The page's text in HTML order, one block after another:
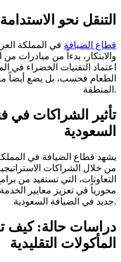
التنقل نحو الاستدامة
قطاع الضيافة في المملكة
والابتكار، بدءاً من مبادرات
اعتماد التقنيات الخضراء في
الطعام فحسب، بل يضع أيضاً
المنطقة.
تأثير الشراكات في
السعودية
يشهد قطاع الضيافة في
من خلال الشراكات
التعاونات، التي تستفيد من
محورياً في تعزيز معايير
جديد في الضيافة السعودية.
دراسات حالة: كيف
المأكولات التقليدية